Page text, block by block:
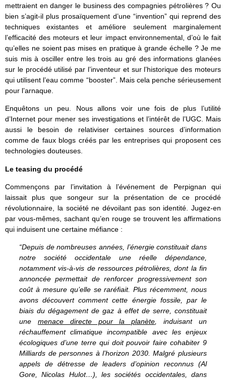
mettraient en danger le business des compagnies pétrolières ? Ou
bien s’agit-il plus prosaïquement d’une “invention” qui reprend des
techniques existantes et améliore seulement marginalement
l’efficacité des moteurs et leur impact environnemental, d’où le fait
qu’elles ne soient pas mises en pratique à grande échelle ? Je me
suis mis à osciller entre les trois au gré des informations glanées
sur le procédé utilisé par l’inventeur et sur l’historique des moteurs
qui utilisent l’eau comme “booster”. Mais cela penche sérieusement
pour l’arnaque.
Enquêtons un peu. Nous allons voir une fois de plus l’utilité
d’Internet pour mener ses investigations et l’intérêt de l’UGC. Mais
aussi le besoin de relativiser certaines sources d’information
comme de faux blogs créés par les entreprises qui proposent ces
technologies douteuses.
Le teasing du procédé
Commençons par l’invitation à l’événement de Perpignan qui
laissait plus que songeur sur la présentation de ce procédé
révolutionnaire, la société ne dévoilant pas son identité. Jugez-en
par vous-mêmes, sachant qu’en rouge se trouvent les affirmations
qui induisent une certaine méfiance :
“Depuis de nombreuses années, l’énergie constituait dans
notre société occidentale une réelle dépendance,
notamment vis-à-vis de ressources pétrolières, dont la fin
annoncée permettait de renforcer progressivement son
coût à mesure qu’elle se raréfiait. Plus récemment, nous
avons découvert comment cette énergie fossile, par le
biais du dégagement de gaz à effet de serre, constituait
une menace directe pour la planète , induisant un
réchauffement climatique incompatible avec les enjeux
écologiques d’une terre qui doit pouvoir faire cohabiter 9
Milliards de personnes à l’horizon 2030. Malgré plusieurs
appels de détresse de leaders d’opinion reconnus (Al
Gore, Nicolas Hulot…), les sociétés occidentales, dans